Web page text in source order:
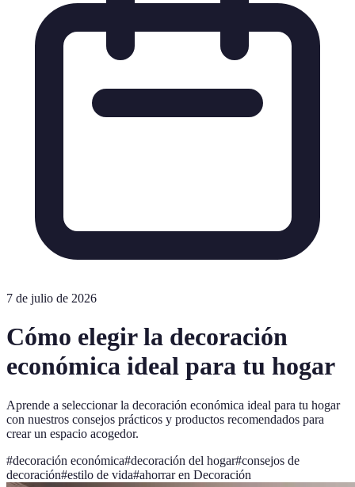
7 de julio de 2026
Cómo elegir la decoración
económica ideal para tu hogar
Aprende a seleccionar la decoración económica ideal para tu hogar
con nuestros consejos prácticos y productos recomendados para
crear un espacio acogedor.
#decoración económica#decoración del hogar#consejos de
decoración#estilo de vida#ahorrar en Decoración